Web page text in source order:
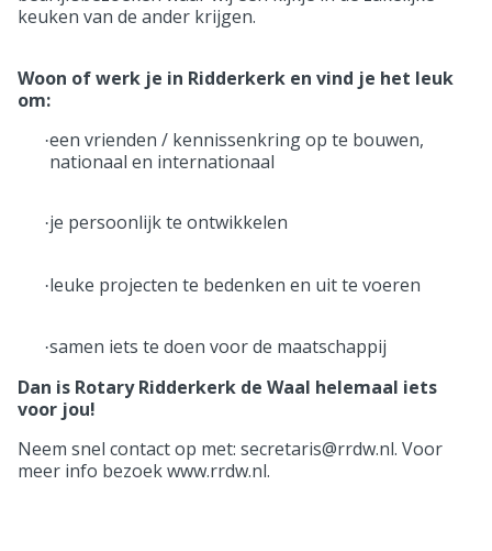
keuken van de ander krijgen.
Woon of werk je in Ridderkerk en vind je het leuk
om:
·een vrienden / kennissenkring op te bouwen,
nationaal en internationaal
·je persoonlijk te ontwikkelen
·leuke projecten te bedenken en uit te voeren
·samen iets te doen voor de maatschappij
Dan is Rotary Ridderkerk de Waal helemaal iets
voor jou!
Neem snel contact op met: secretaris@rrdw.nl. Voor
meer info bezoek www.rrdw.nl.